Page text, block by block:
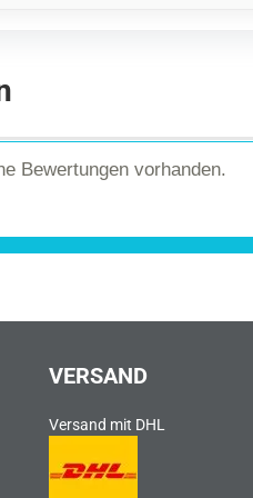
Bewertungen vorhanden.
VERSAND
Versand mit DHL